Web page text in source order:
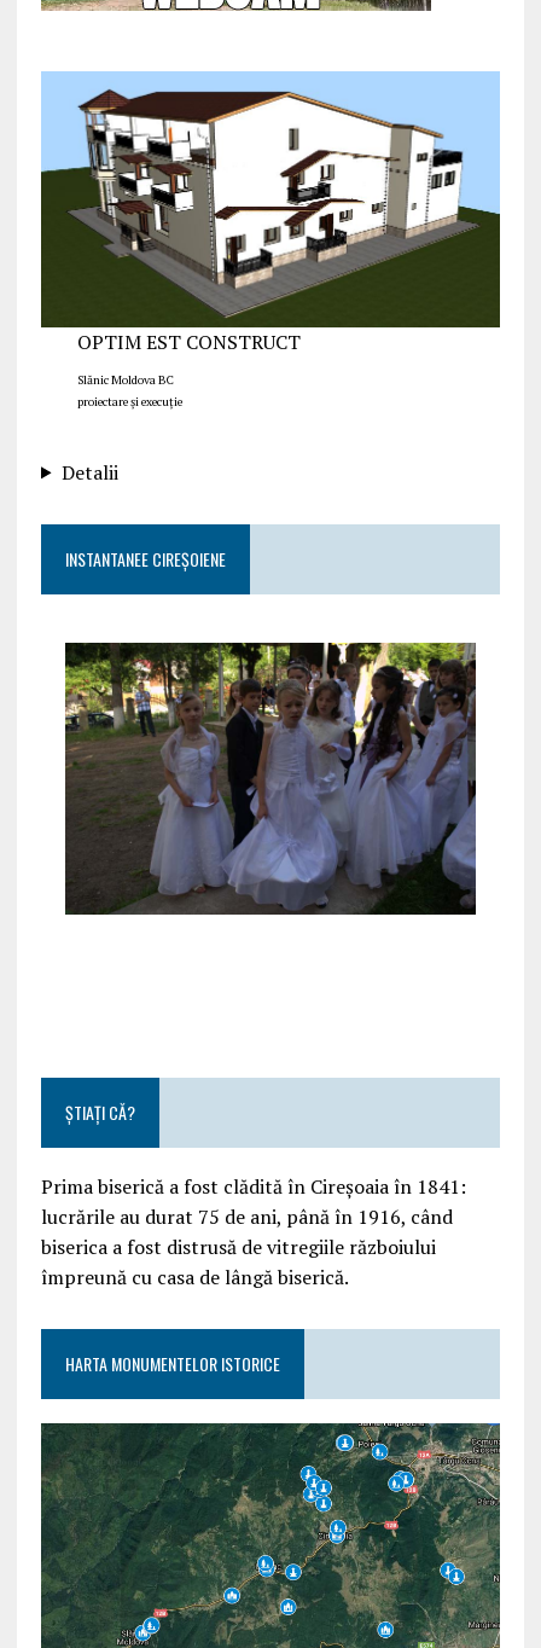
OPTIM EST CONSTRUCT
Slănic Moldova BC
proiectare și execuție
Detalii
INSTANTANEE CIREȘOIENE
ȘTIAȚI CĂ?
Prima biserică a fost clădită în Cireșoaia în 1841:
lucrările au durat 75 de ani, până în 1916, când
biserica a fost distrusă de vitregiile războiului
împreună cu casa de lângă biserică.
HARTA MONUMENTELOR ISTORICE